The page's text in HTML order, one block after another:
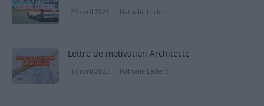
25 avril 2023 Nathalie Leclerc
Lettre de motivation Architecte
18 avril 2023 Nathalie Leclerc